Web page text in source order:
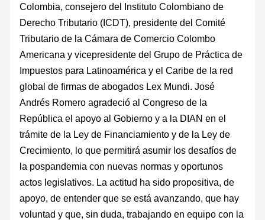
Colombia, consejero del Insti­tuto Colombiano de
Derecho Tributario (ICDT), presidente del Comité
Tributa­rio de la Cámara de Comercio Colombo
Americana y vicepresidente del Grupo de Práctica de
Impuestos para Latinoaméri­ca y el Caribe de la red
global de firmas de abogados Lex Mundi. José
Andrés Romero agradeció al Congreso de la
República el apoyo al Gobierno y a la DIAN en el
trámite de la Ley de Financiamiento y de la Ley de
Crecimiento, lo que permitirá asu­mir los desafíos de
la pospandemia con nuevas normas y oportunos
actos legislativos. La actitud ha sido propositiva, de
apoyo, de entender que se está avanzando, que hay
voluntad y que, sin duda, trabajando en equipo con la